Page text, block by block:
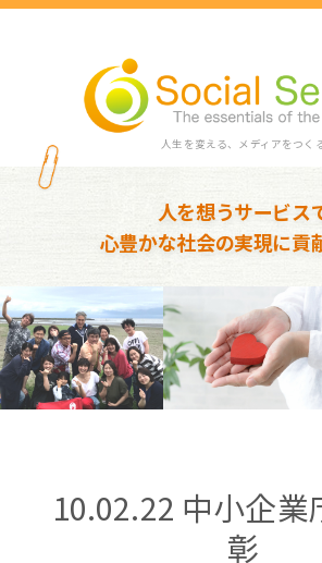
人生を変える、メディアをつく
人を想うサービス
心豊かな社会の実現に貢
10.02.22 中小企業
彰